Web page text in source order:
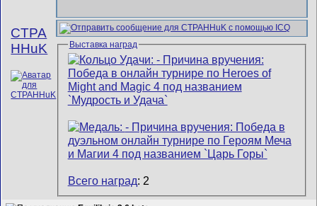
CTPA
HHuK
Выставка наград
Всего наград: 2